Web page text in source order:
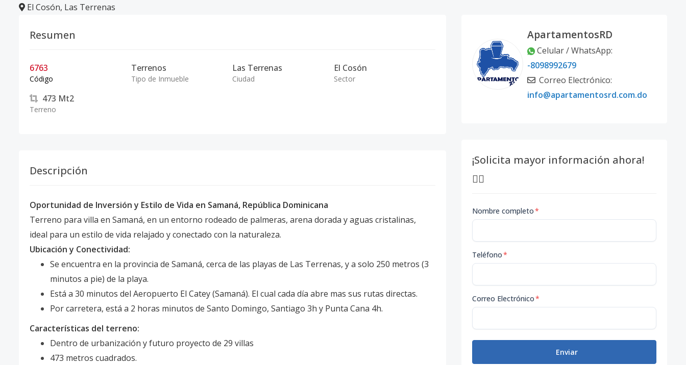
El Cosón, Las Terrenas
Resumen
6763
Código
Terrenos
Tipo de Inmueble
Las Terrenas
Ciudad
El Cosón
Sector
473 Mt2
Terreno
Descripción
Oportunidad de Inversión y Estilo de Vida en Samaná, República Dominicana
Terreno para villa en Samaná, en un entorno rodeado de palmeras, arena dorada y aguas cristalinas,
ideal para un estilo de vida relajado y conectado con la naturaleza.
Ubicación y Conectividad:
Se encuentra en la provincia de Samaná, cerca de las playas de Las Terrenas, y a solo 250 metros (3
minutos a pie) de la playa.
Está a 30 minutos del Aeropuerto El Catey (Samaná). El cual cada día abre mas sus rutas directas.
Por carretera, está a 2 horas minutos de Santo Domingo, Santiago 3h y Punta Cana 4h.
Características del terreno:
Dentro de urbanización y futuro proyecto de 29 villas
473 metros cuadrados.
ApartamentosRD
Celular / WhatsApp:
-8098992679
Correo Electrónico:
info@apartamentosrd.com.do
¡Solicita mayor información ahora!
👇🏽
Nombre completo*
Teléfono*
Correo Electrónico*
Enviar